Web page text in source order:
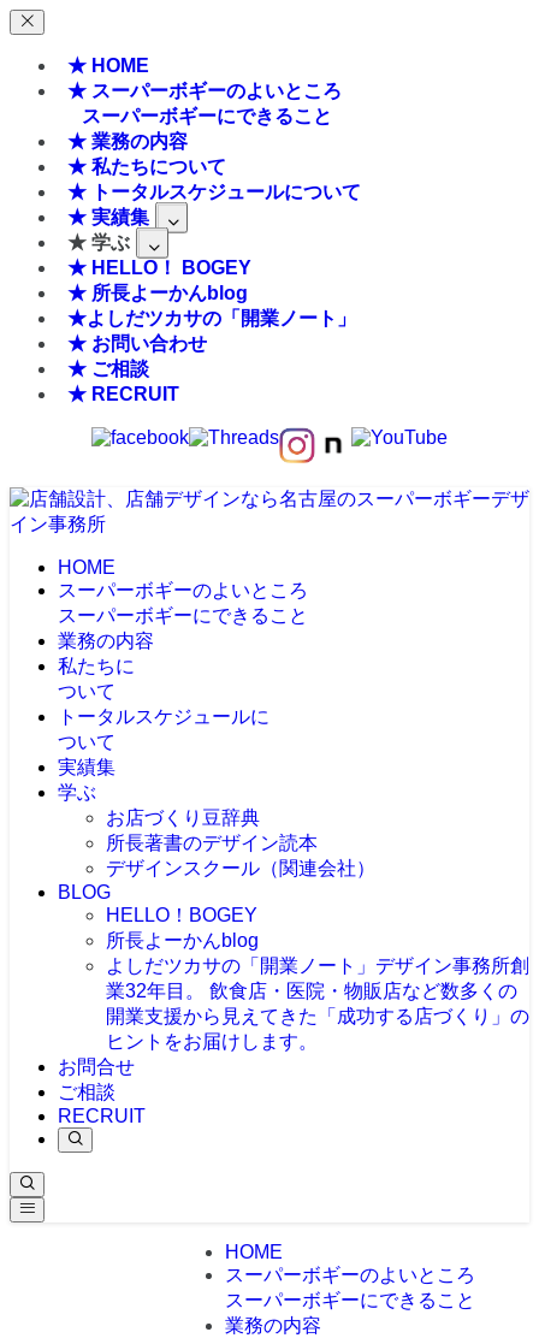
★ HOME
★ スーパーボギーのよいところ
スーパーボギーにできること
★ 業務の内容
★ 私たちについて
★ トータルスケジュールについて
★ 実績集
★ 学ぶ
★ HELLO！ BOGEY
★ 所長よーかんblog
★よしだツカサの「開業ノート」
★ お問い合わせ
★ ご相談
★ RECRUIT
HOME
スーパーボギーのよいところ
スーパーボギーにできること
業務の内容
私たちに
ついて
トータルスケジュールに
ついて
実績集
学ぶ
お店づくり豆辞典
所長著書のデザイン読本
デザインスクール（関連会社）
BLOG
HELLO！BOGEY
所長よーかんblog
よしだツカサの「開業ノート」 デザイン事務所創
業32年目。 飲食店・医院・物販店など数多くの
開業支援から見えてきた「成功する店づくり」の
ヒントをお届けします。
お問合せ
ご相談
RECRUIT
HOME
スーパーボギーのよいところ
スーパーボギーにできること
業務の内容